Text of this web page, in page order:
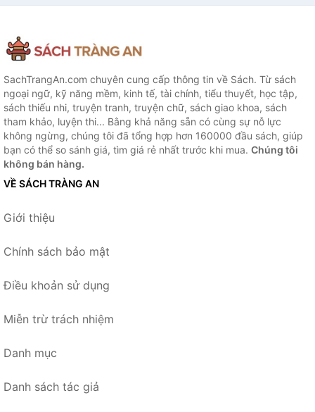
SachTrangAn.com chuyên cung cấp thông tin về Sách. Từ sách
ngoại ngữ, kỹ năng mềm, kinh tế, tài chính, tiểu thuyết, học tập,
sách thiếu nhi, truyện tranh, truyện chữ, sách giao khoa, sách
tham khảo, luyện thi... Bằng khả năng sẵn có cùng sự nỗ lực
không ngừng, chúng tôi đã tổng hợp hơn 160000 đầu sách, giúp
bạn có thể so sánh giá, tìm giá rẻ nhất trước khi mua. Chúng tôi
không bán hàng.
VỀ SÁCH TRÀNG AN
Giới thiệu
Chính sách bảo mật
Điều khoản sử dụng
Miễn trừ trách nhiệm
Danh mục
Danh sách tác giả